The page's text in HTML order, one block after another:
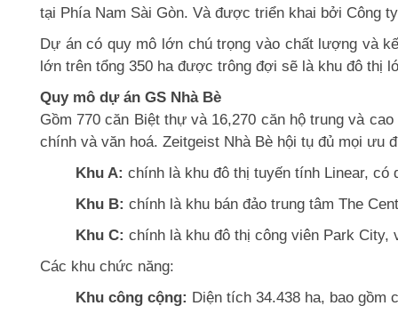
tại Phía Nam Sài Gòn. Và được triển khai bởi Công
Dự án có quy mô lớn chú trọng vào chất lượng và
lớn trên tổng 350 ha được trông đợi sẽ là khu đô thị
Quy mô dự án GS Nhà Bè
Gồm 770 căn Biệt thự và 16,270 căn hộ trung và
chính và văn hoá. Zeitgeist Nhà Bè hội tụ đủ mọi ưu
Khu A: chính là khu đô thị tuyến tính Linear, có
Khu B: chính là khu bán đảo trung tâm The
Khu C: chính là khu đô thị công viên Park City,
Các khu chức năng:
Khu công cộng: Diện tích 34.438 ha, bao